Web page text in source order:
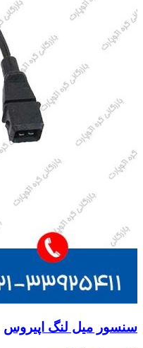
سنسور میل لنگ اپیروس